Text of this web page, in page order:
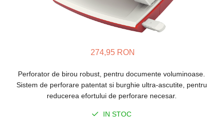
Dosare, folii protectie si mape
Accesorii diverse pentru birou
Arhivare si depozitare
Instrumente de scris
Pixuri de plastic
Pixuri metalice
274,95 RON
Perforator de birou robust, pentru documente voluminoase.
Sistem de perforare patentat si burghie ultra-ascutite, pentru
reducerea efortului de perforare necesar.
IN STOC